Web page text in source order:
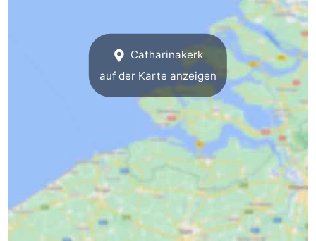
Catharinakerk
auf der Karte anzeigen